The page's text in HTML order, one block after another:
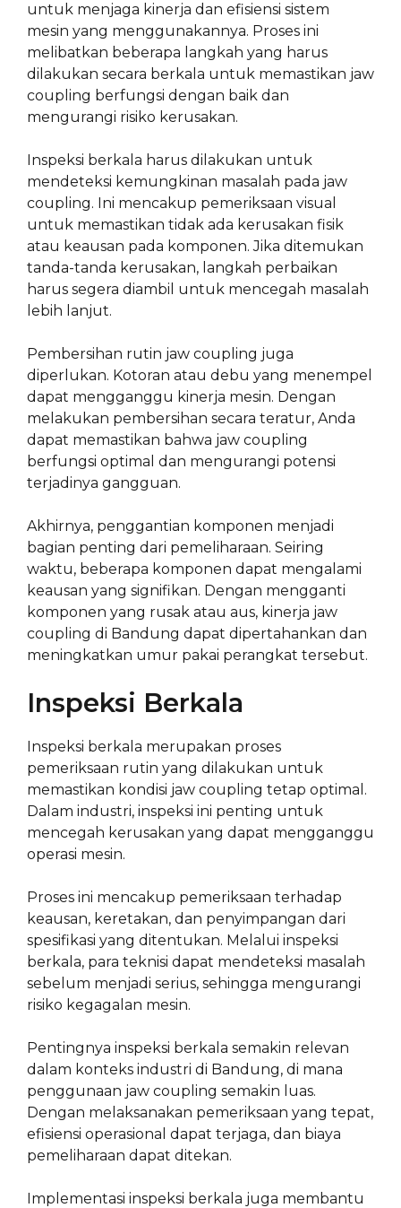
untuk menjaga kinerja dan efisiensi sistem
mesin yang menggunakannya. Proses ini
melibatkan beberapa langkah yang harus
dilakukan secara berkala untuk memastikan jaw
coupling berfungsi dengan baik dan
mengurangi risiko kerusakan.
Inspeksi berkala harus dilakukan untuk
mendeteksi kemungkinan masalah pada jaw
coupling. Ini mencakup pemeriksaan visual
untuk memastikan tidak ada kerusakan fisik
atau keausan pada komponen. Jika ditemukan
tanda-tanda kerusakan, langkah perbaikan
harus segera diambil untuk mencegah masalah
lebih lanjut.
Pembersihan rutin jaw coupling juga
diperlukan. Kotoran atau debu yang menempel
dapat mengganggu kinerja mesin. Dengan
melakukan pembersihan secara teratur, Anda
dapat memastikan bahwa jaw coupling
berfungsi optimal dan mengurangi potensi
terjadinya gangguan.
Akhirnya, penggantian komponen menjadi
bagian penting dari pemeliharaan. Seiring
waktu, beberapa komponen dapat mengalami
keausan yang signifikan. Dengan mengganti
komponen yang rusak atau aus, kinerja jaw
coupling di Bandung dapat dipertahankan dan
meningkatkan umur pakai perangkat tersebut.
Inspeksi Berkala
Inspeksi berkala merupakan proses
pemeriksaan rutin yang dilakukan untuk
memastikan kondisi jaw coupling tetap optimal.
Dalam industri, inspeksi ini penting untuk
mencegah kerusakan yang dapat mengganggu
operasi mesin.
Proses ini mencakup pemeriksaan terhadap
keausan, keretakan, dan penyimpangan dari
spesifikasi yang ditentukan. Melalui inspeksi
berkala, para teknisi dapat mendeteksi masalah
sebelum menjadi serius, sehingga mengurangi
risiko kegagalan mesin.
Pentingnya inspeksi berkala semakin relevan
dalam konteks industri di Bandung, di mana
penggunaan jaw coupling semakin luas.
Dengan melaksanakan pemeriksaan yang tepat,
efisiensi operasional dapat terjaga, dan biaya
pemeliharaan dapat ditekan.
Implementasi inspeksi berkala juga membantu